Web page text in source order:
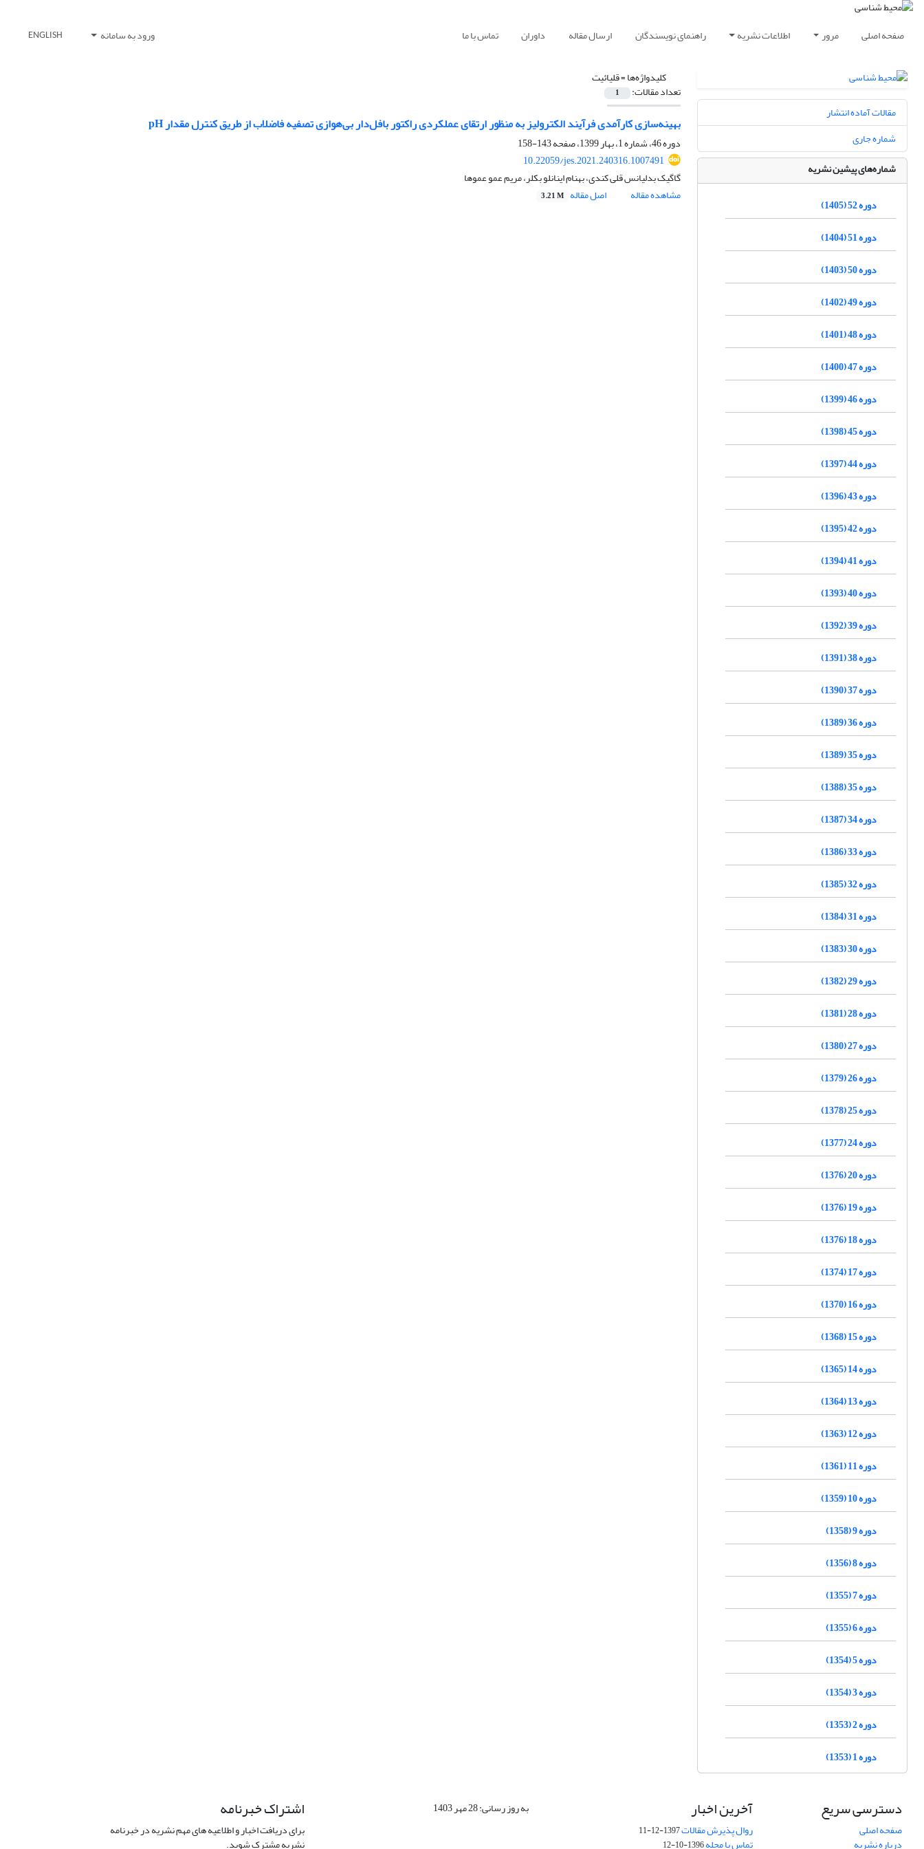
صفحه اصلی مرور اطلاعات نشریه راهنمای نویسندگان ارسال مقاله داوران تماس با ما ورود به سامانه ENGLISH
کلیدواژه‌ها =قلیائیت
تعداد مقالات: 1
بهینه‌سازی کارآمدی فرآیند الکترولیز به منظور ارتقای عملکردی راکتور بافل‌دار بی‌هوازی تصفیه فاضلاب از طریق کنترل مقدار pH
دوره 46، شماره 1، بهار 1399، صفحه
143-158
10.22059/jes.2021.240316.1007491
گاگیک بدلیانس قلی کندی، بهنام اینانلو بکلر، مریم عمو عموها
مشاهده مقاله
اصل مقاله 3.21 M
مقالات آماده انتشار
شماره جاری
شماره‌های پیشین نشریه
دوره 52 (1405)
دوره 51 (1404)
دوره 50 (1403)
دوره 49 (1402)
دوره 48 (1401)
دوره 47 (1400)
دوره 46 (1399)
دوره 45 (1398)
دوره 44 (1397)
دوره 43 (1396)
دوره 42 (1395)
دوره 41 (1394)
دوره 40 (1393)
دوره 39 (1392)
دوره 38 (1391)
دوره 37 (1390)
دوره 36 (1389)
دوره 35 (1389)
دوره 35 (1388)
دوره 34 (1387)
دوره 33 (1386)
دوره 32 (1385)
دوره 31 (1384)
دوره 30 (1383)
دوره 29 (1382)
دوره 28 (1381)
دوره 27 (1380)
دوره 26 (1379)
دوره 25 (1378)
دوره 24 (1377)
دوره 20 (1376)
دوره 19 (1376)
دوره 18 (1376)
دوره 17 (1374)
دوره 16 (1370)
دوره 15 (1368)
دوره 14 (1365)
دوره 13 (1364)
دوره 12 (1363)
دوره 11 (1361)
دوره 10 (1359)
دوره 9 (1358)
دوره 8 (1356)
دوره 7 (1355)
دوره 6 (1355)
دوره 5 (1354)
دوره 3 (1354)
دوره 2 (1353)
دوره 1 (1353)
دسترسی سریع
صفحه اصلی
درباره نشریه
آخرین اخبار
روال پذیرش مقالات1397-12-11
تماس با مجله1396-10-12
به روز رسانی: 28 مهر 1403 اشتراک خبرنامه
برای دریافت اخبار و اطلاعیه های مهم نشریه در خبرنامه
نشریه مشترک شوید.